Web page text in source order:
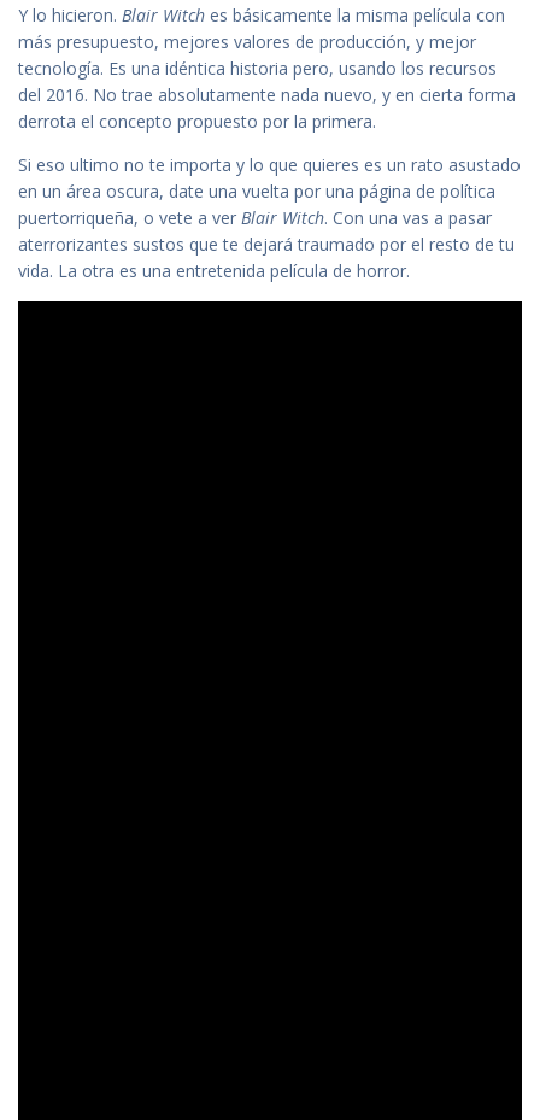
Y lo hicieron. Blair Witch es básicamente la misma película con
más presupuesto, mejores valores de producción, y mejor
tecnología. Es una idéntica historia pero, usando los recursos
del 2016. No trae absolutamente nada nuevo, y en cierta forma
derrota el concepto propuesto por la primera.
Si eso ultimo no te importa y lo que quieres es un rato asustado
en un área oscura, date una vuelta por una página de política
puertorriqueña, o vete a ver Blair Witch. Con una vas a pasar
aterrorizantes sustos que te dejará traumado por el resto de tu
vida. La otra es una entretenida película de horror.